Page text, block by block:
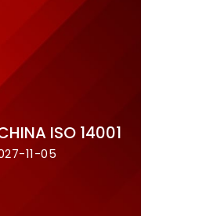
ISO 14001
11-05